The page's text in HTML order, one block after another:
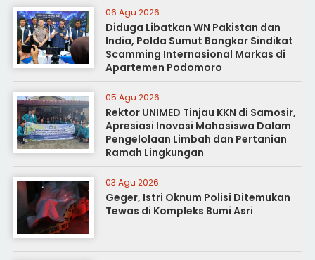
06 Agu 2026
Diduga Libatkan WN Pakistan dan
India, Polda Sumut Bongkar Sindikat
Scamming Internasional Markas di
Apartemen Podomoro
05 Agu 2026
Rektor UNIMED Tinjau KKN di Samosir,
Apresiasi Inovasi Mahasiswa Dalam
Pengelolaan Limbah dan Pertanian
Ramah Lingkungan
03 Agu 2026
Geger, Istri Oknum Polisi Ditemukan
Tewas di Kompleks Bumi Asri